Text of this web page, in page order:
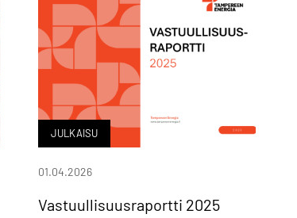
JULKAISU
Vastuullisuusraportti 2025
01.04.2026